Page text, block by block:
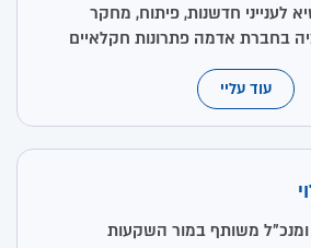
לענייני חדשנות, פיתוח, מחקר
בחברת אדמה פתרונות חקלאיים
עוד עליי
ומנכ"ל משותף במור השקעות